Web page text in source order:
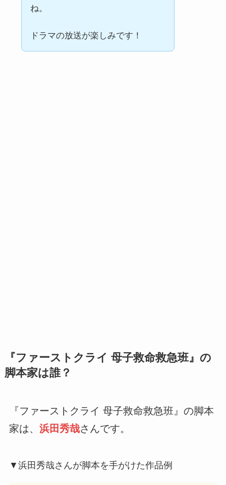
ね。
ドラマの放送が楽しみです！
『ファーストクライ 母子救命救急班』の
脚本家は誰？
『ファーストクライ 母子救命救急班』の脚本
家は、 浜田秀哉さんです。
▼浜田秀哉さんが脚本を手がけた作品例